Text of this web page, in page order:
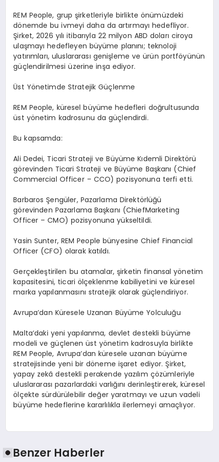
REM People, grup şirketleriyle birlikte önümüzdeki
dönemde bu ivmeyi daha da artırmayı hedefliyor.
Şirket, 2026 yılı itibarıyla 22 milyon ABD doları ciroya
ulaşmayı hedefleyen büyüme planını; teknoloji
yatırımları, uluslararası genişleme ve ürün portföyünün
güçlendirilmesi üzerine inşa ediyor.
Üst Yönetimde Stratejik Güçlenme
REM People, küresel büyüme hedefleri doğrultusunda
üst yönetim kadrosunu da güçlendirdi.
Bu kapsamda:
Ali Dedei, Ticari Strateji ve Büyüme Kıdemli Direktörü
görevinden Ticari Strateji ve Büyüme Başkanı (Chief
Commercial Officer– CCO) pozisyonuna terfi etti.
Barbaros Şengüler, Pazarlama Direktörlüğü
görevinden Pazarlama Başkanı (ChiefMarketing
Officer – CMO) pozisyonuna yükseltildi.
Yasin Sunter, REM People bünyesineChief Financial
Officer (CFO) olarak katıldı.
Gerçekleştirilen bu atamalar, şirketin finansal yönetim
kapasitesini, ticari ölçeklenme kabiliyetini ve küresel
marka yapılanmasını stratejik olarak güçlendiriyor.
Avrupa’dan Küresele Uzanan Büyüme Yolculuğu
Malta’daki yeni yapılanma, devlet destekli büyüme
modeli ve güçlenen üst yönetim kadrosuyla birlikte
REM People, Avrupa’dan küresele uzanan büyüme
stratejisinde yeni bir döneme işaret ediyor. Şirket,
yapay zekâ destekli perakende yazılım çözümleriyle
uluslararası pazarlardaki varlığını derinleştirerek, küresel
ölçekte sürdürülebilir değer yaratmayı ve uzun vadeli
büyüme hedeflerine kararlılıkla ilerlemeyi amaçlıyor.
Benzer Haberler